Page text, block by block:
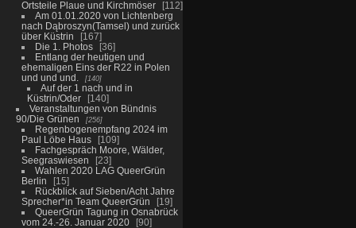
Ortsteile Plaue und Kirchmöser
112
Am 01.01.2020 von Lichtenberg
nach Dąbroszyn(Tamsel) und zurück
über Küstrin
167
Die 1. Photos
36
Entlang der heutigen und
ehemaligen Eins der R22 in Polen
und und und.
140
Auf der 1 nach und in
Küstrin/Oder
140
Veranstaltungen von Bündnis
90/Die Grünen
256
Regenbogenempfang 2024 im
Paul Löbe Haus
109
Fachgespräch Moore, Wälder,
Seegraswiesen
23
Wahlen 2020 LAG QueerGrün
Berlin
15
Rückblick auf Sieben/Acht Jahre
Sprecher*in Team QueerGrün
19
QueerGrün Tagung in Osnabrück
vom 24.-26. Januar 2020
90